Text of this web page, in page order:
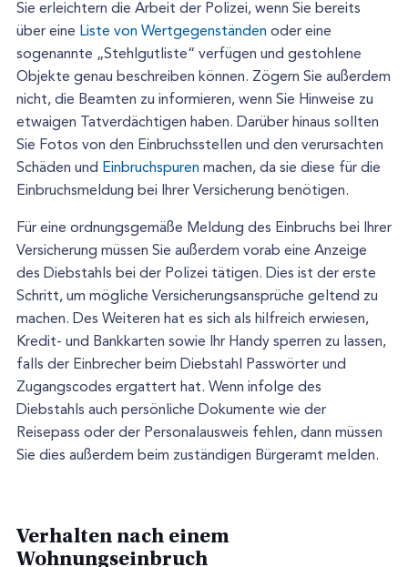
Sie erleichtern die Arbeit der Polizei, wenn Sie bereits
über eine Liste von Wertgegenständen oder eine
sogenannte „Stehlgutliste“ verfügen und gestohlene
Objekte genau beschreiben können. Zögern Sie außerdem
nicht, die Beamten zu informieren, wenn Sie Hinweise zu
etwaigen Tatverdächtigen haben. Darüber hinaus sollten
Sie Fotos von den Einbruchsstellen und den verursachten
Schäden und Einbruchspuren machen, da sie diese für die
Einbruchsmeldung bei Ihrer Versicherung benötigen.
Für eine ordnungsgemäße Meldung des Einbruchs bei Ihrer
Versicherung müssen Sie außerdem vorab eine Anzeige
des Diebstahls bei der Polizei tätigen. Dies ist der erste
Schritt, um mögliche Versicherungsansprüche geltend zu
machen. Des Weiteren hat es sich als hilfreich erwiesen,
Kredit- und Bankkarten sowie Ihr Handy sperren zu lassen,
falls der Einbrecher beim Diebstahl Passwörter und
Zugangscodes ergattert hat. Wenn infolge des
Diebstahls auch persönliche Dokumente wie der
Reisepass oder der Personalausweis fehlen, dann müssen
Sie dies außerdem beim zuständigen Bürgeramt melden.
Verhalten nach einem
Wohnungseinbruch